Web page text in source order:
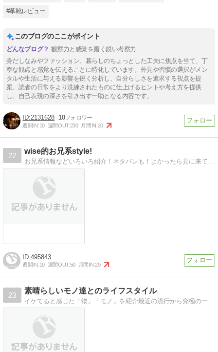
#革靴レビュー
このブログのここがポイント
観察力と感覚を磨く鋭い考察力
身だしなみやファッション、暮らしのちょっとした工夫に焦点を当て、丁
寧な観点と感覚を伝えることに特化しています。外見や習慣の選択がメン
タルや生活に与える影響を鋭く分析し、自分らしさを追求する視点を提
案。読者の日常をより洗練されたものに仕上げるヒントや考え方を提供
し、自己表現の深さを引き出す一助となる内容です。
2131628 10
週間IN:10 週間OUT:230 月間IN:20
22
wise的お兄系style!
お兄系情報などいろいろ紹介！ネタバレも！よかったら見に来てくださいね！コメントも待ってます！
495843
週間IN:10 週間OUT:50 月間IN:20
23
素晴らしいモノ達とのライフスタイル
イケてると感じた「物」「モノ」を紹介最近の流行から究極の一生物まで幅広く情報提供します。